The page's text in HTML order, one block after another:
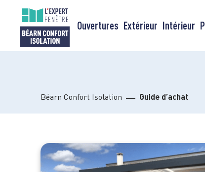
contenu
Ouvertures Extérieur Intérieur
Béarn Confort Isolation Guide d’achat